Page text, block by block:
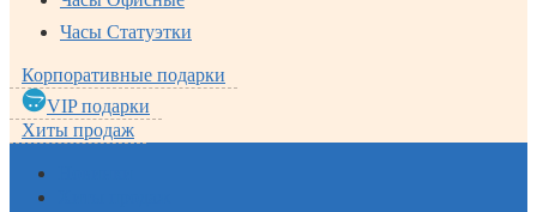
Часы Статуэтки
Корпоративные подарки
VIP подарки
Хиты продаж